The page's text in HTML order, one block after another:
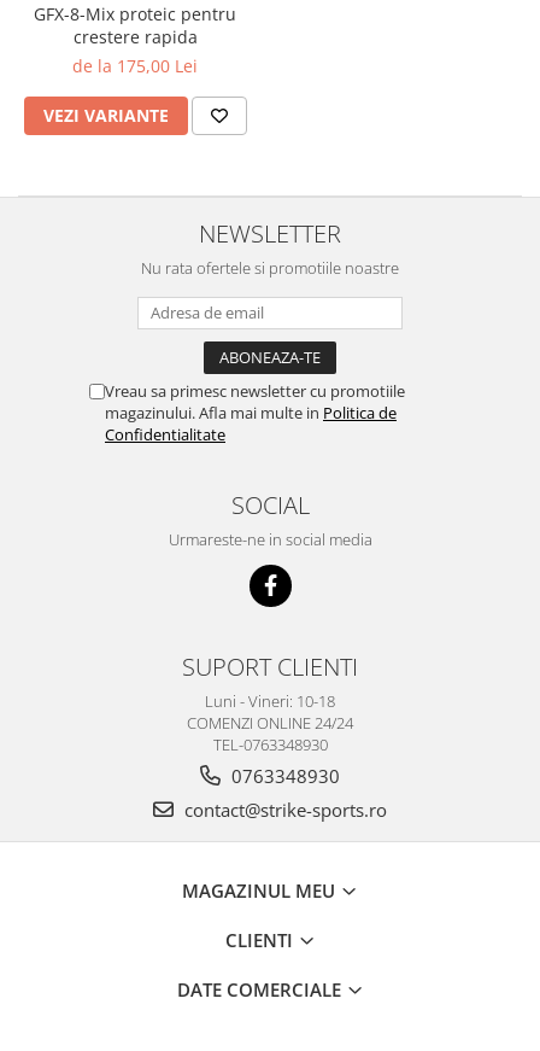
GFX-8-Mix proteic pentru
crestere rapida
de la 175,00 Lei
VEZI VARIANTE
NEWSLETTER
Nu rata ofertele si promotiile noastre
Vreau sa primesc newsletter cu promotiile
magazinului. Afla mai multe in Politica de
Confidentialitate
SOCIAL
Urmareste-ne in social media
SUPORT CLIENTI
Luni - Vineri: 10-18
COMENZI ONLINE 24/24
TEL-0763348930
0763348930
contact@strike-sports.ro
MAGAZINUL MEU
CLIENTI
DATE COMERCIALE